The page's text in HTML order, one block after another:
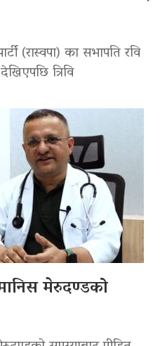
(रास्वपा) का सभापति रवि
त्रिवि
मेरुदण्डको